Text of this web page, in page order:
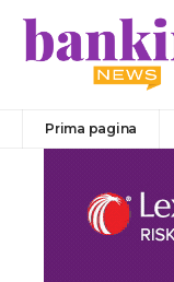
Prima pagina